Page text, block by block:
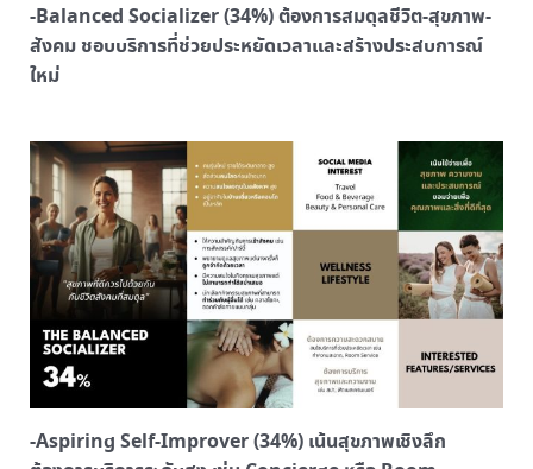
-Balanced Socializer (34%) ต้องการสมดุลชีวิต-สุขภาพ-
สังคม ชอบบริการที่ช่วยประหยัดเวลาและสร้างประสบการณ์
ใหม่
-Aspiring Self-Improver (34%) เน้นสุขภาพเชิงลึก